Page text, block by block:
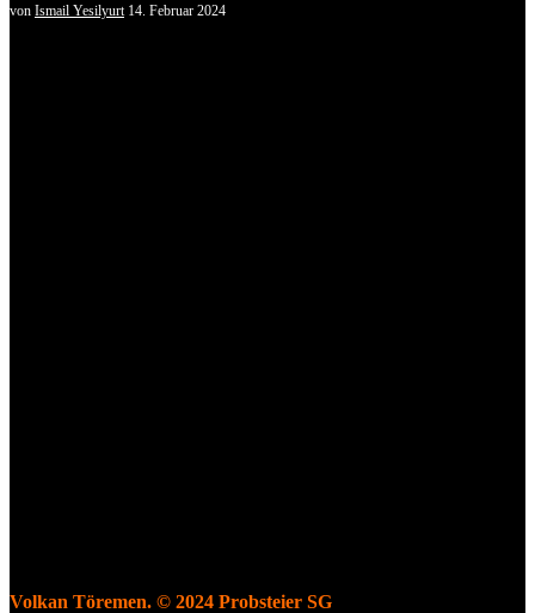
von Ismail Yesilyurt 14. Februar 2024
Volkan Töremen. © 2024 Probsteier SG